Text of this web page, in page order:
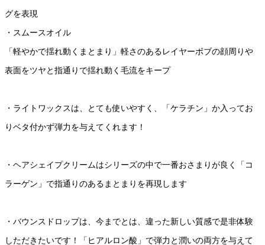
グを表現
・スムースオイル
「軽やかで揺れ動くまとまり」軽さのあるレイヤーボブの顔周りや
表面をツヤと指通りで揺れ動く毛流をキープ
・ライトワックスは、とても使いやすく、「ケラチン」か入ってお
りベタ付かず弾力を与えてくれます！
・ヘアシェイプクリームはシリーズの中で一番おさまりが良く「コ
ラーゲン」で指通りのあるまとまりを再現します
・バウンスドロップは、今までとは、違った新しい質感で是非体験
しただきたいです！「ヒアルロン酸」で弾力と潤いの両方を与えて